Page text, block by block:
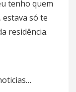
tenho quem
estava só te
residência.